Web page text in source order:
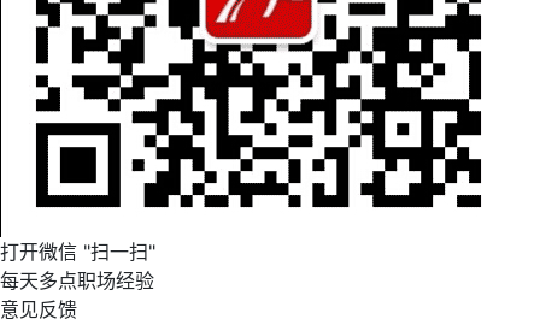
打开微信 "扫一扫"
每天多点职场经验
意见反馈